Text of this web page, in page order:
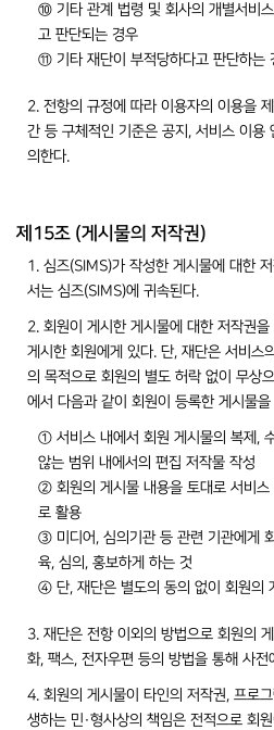
⑩ 기타 관계 법령 및 회사의 개별서비
고 판단되는 경우
⑪ 기타 재단이 부적당하다고 판단하는
2. 전항의 규정에 따라 이용자의 이용을
간 등 구체적인 기준은 공지, 서비스 이용
의한다.
제15조 (게시물의 저작권)
1. 심즈(SIMS)가 작성한 게시물에 대한
서는 심즈(SIMS)에 귀속된다.
2. 회원이 게시한 게시물에 대한 저작권
게시한 회원에게 있다. 단, 재단은 서비스
의 목적으로 회원의 별도 허락 없이 무상
에서 다음과 같이 회원이 등록한 게시물
① 서비스 내에서 회원 게시물의 복제,
않는 범위 내에서의 편집 저작물 작성
② 회원의 게시물 내용을 토대로 서비스
로 활용
③ 미디어, 심의기관 등 관련 기관에게
육, 심의, 홍보하게 하는 것
④ 단, 재단은 별도의 동의 없이 회원의
3. 재단은 전항 이외의 방법으로 회원의
화, 팩스, 전자우편 등의 방법을 통해 사
4. 회원의 게시물이 타인의 저작권, 프로
생하는 민·형사상의 책임은 전적으로 회